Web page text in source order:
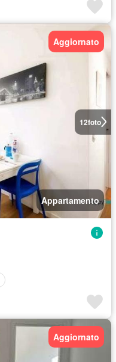
12foto
Aggiornato
Appartamento
Aggiornato